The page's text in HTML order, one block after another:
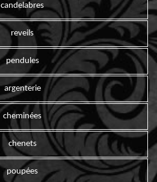
candelabres
reveils
pendules
argenterie
cheminées
chenets
poupées